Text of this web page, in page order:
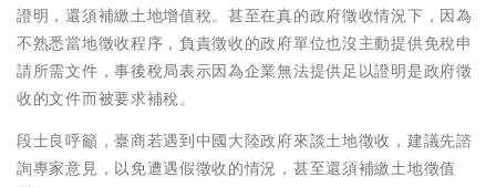
證明，還須補繳土地增值稅。甚至在真的政府徵收情況下，因為
不熟悉當地徵收程序，負責徵收的政府單位也沒主動提供免稅申
請所需文件，事後稅局表示因為企業無法提供足以證明是政府徵
收的文件而被要求補稅。
段士良呼籲，臺商若遇到中國大陸政府來談土地徵收，建議先諮
詢專家意見，以免遭遇假徵收的情況，甚至還須補繳土地徵值